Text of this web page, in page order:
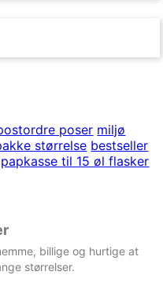
poser miljø
størrelse bestseller
papkasse til 15 øl flasker
billige og hurtige at
størrelser.